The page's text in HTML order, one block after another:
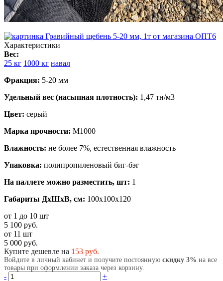
Характеристики
Вес:
25 кг 1000 кг навал
Фракция: 5-20 мм
Удельный вес (насыпная плотность): 1,47 тн/м3
Цвет: серый
Марка прочности: М1000
Влажность: не более 7%, естественная влажность
Упаковка: полипропиленовый биг-бэг
На паллете можно разместить, шт: 1
Габариты ДхШхВ, см: 100x100x120
от 1 до 10 шт
5 100 руб.
от 11 шт
5 000 руб.
Купите дешевле на 153 руб.
Войдите в личный кабинет и получите постоянную скидку 3% на все
товары при оформлении заказа через корзину.
-
+